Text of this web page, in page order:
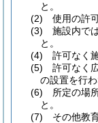
と。
(2)
使用の許
(3)
施設内で
と。
(4)
許可なく
(5)
許可なく
の設置を行わ
(6)
所定の場
と。
(7)
その他教